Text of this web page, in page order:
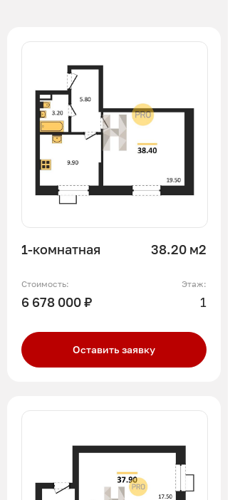
1-комнатная 38.20 м2
Стоимость:
6 678 000 ₽
Этаж:
1
Оставить заявку